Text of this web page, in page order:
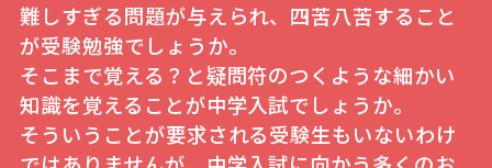
難しすぎる問題が与えられ、四苦八苦すること
が受験勉強でしょうか。
そこまで覚える？と疑問符のつくような細かい
知識を覚えることが中学入試でしょうか。
そういうことが要求される受験生もいないわけ